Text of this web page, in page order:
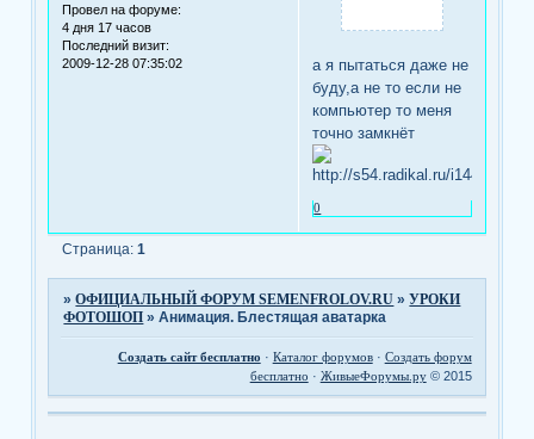
Провел на форуме:
4 дня 17 часов
Последний визит:
2009-12-28 07:35:02
а я пытаться даже не
буду,а не то если не
компьютер то меня
точно замкнёт
0
Страница:1
»ОФИЦИАЛЬНЫЙ ФОРУМ SEMENFROLOV.RU »УРОКИ
ФОТОШОП »Анимация. Блестящая аватарка
Создать сайт бесплатно · Каталог форумов· Создать форум
бесплатно · ЖивыеФорумы.ру© 2015